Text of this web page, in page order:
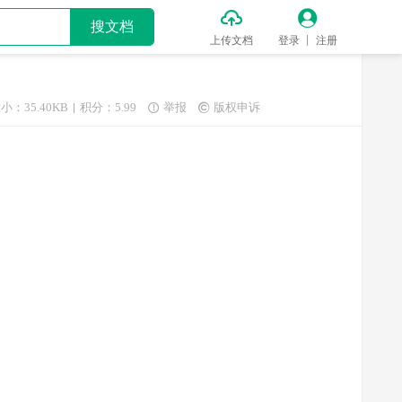
搜文档 
上传文档

登录 注册
：35.40KB 积分：5.99  举报  版权申诉